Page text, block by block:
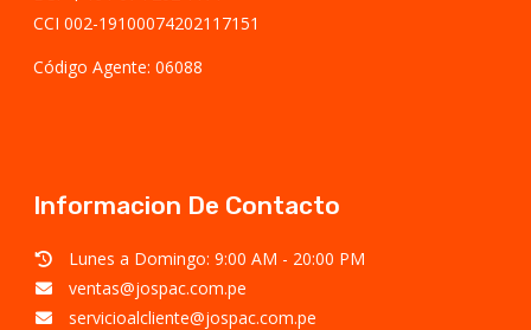
CCI 002-19100074202117151
Código Agente: 06088
Informacion De Contacto
Lunes a Domingo: 9:00 AM - 20:00 PM
ventas@jospac.com.pe
servicioalcliente@jospac.com.pe